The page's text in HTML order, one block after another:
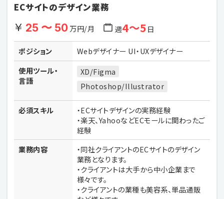
ECサイトのデザイン業務
25 〜 50万円/月 週4〜5日
ポジション
Webデザイナー UI・UXデザイナー
使用ツール・
言語
XD/Figma
Photoshop/Illustrator
必須スキル
・ECサイトデザインの実務経験
・楽天、YahooなどECモールに関わったご
経験
業務内容
・同社クライアントのECサイトのデザイン
業務となります。
・クライアントは大手から中小企業まで
様々です。
・クライアントの業種も美容系、単品通販